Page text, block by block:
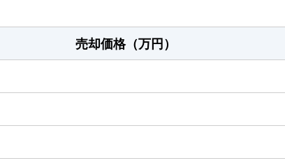
2000m² 1,200円 2023年1～3月
売却価格（万円）